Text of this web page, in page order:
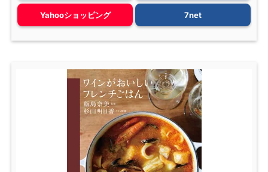
Yahooショッピング 7net